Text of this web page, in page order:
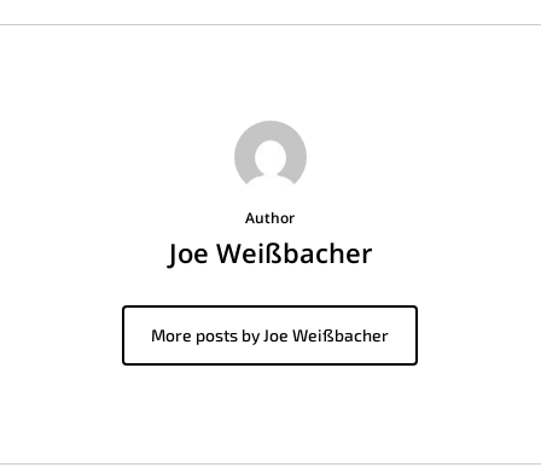
Author
Joe Weißbacher
More posts by Joe Weißbacher